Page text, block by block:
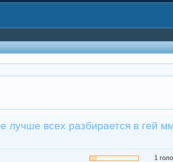
лучше всех разбирается в гей
1